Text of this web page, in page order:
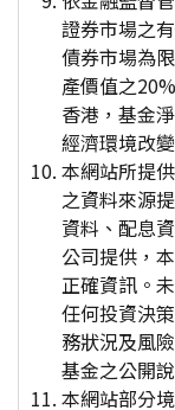
證券市場之
債券市場為
產價值之
香港，基金
經濟環境改
本網站所提
之資料來源
資料、配息
公司提供，
正確資訊。
任何投資決
務狀況及風
基金之公開
本網站部分